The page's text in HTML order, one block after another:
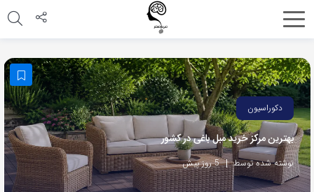
اشتراک
با
استفاده
از
روش‌های
زیر
می‌توانید
دکوراسیون
بهترین مرکز خرید مبل باغی در کشور
نوشته شده توسط 5 روز پیش